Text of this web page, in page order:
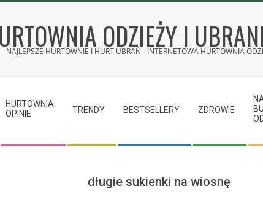
ODZIEŻY I
NAJLEPSZE HURTOWNIE I HURT UBRAŃ - INTERNETOWA HURTOWNIA
HURTOWNIA
OPINIE
TRENDY BESTSELLERY ZDROWIE
długie sukienki na wiosnę